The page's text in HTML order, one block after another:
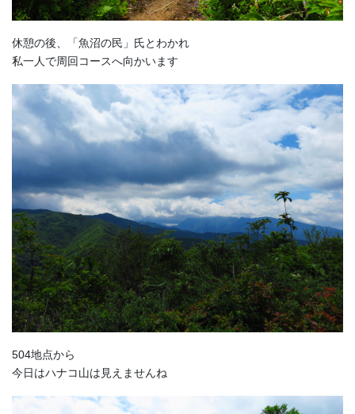
休憩の後、「魚沼の民」氏とわかれ
私一人で周回コースへ向かいます
504地点から
今日はハナコ山は見えませんね